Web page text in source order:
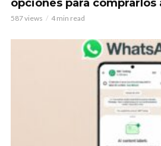
opciones para comprarlos
587 views 4 min read